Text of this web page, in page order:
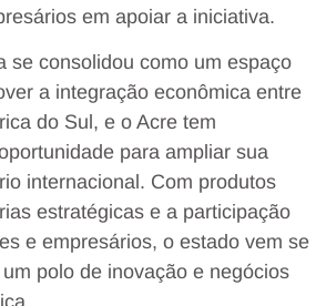
em apoiar a iniciativa.
se consolidou como um espaço
a integração econômica entre
do Sul, e o Acre tem
para ampliar sua
internacional. Com produtos
estratégicas e a participação
e empresários, o estado vem se
polo de inovação e negócios